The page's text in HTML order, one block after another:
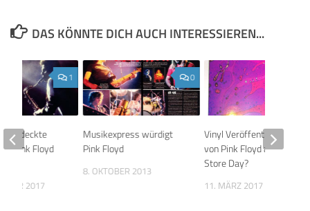
DAS KÖNNTE DICH AUCH INTERESSIEREN...
0
Musikexpress würdigt
Pink Floyd
8. OKTOBER 2013
Vinyl Veröffentlichungen
von Pink Floyd am Record
Store Day?
11. MÄRZ 2017
1
entdeckte
Pink Floyd
2017